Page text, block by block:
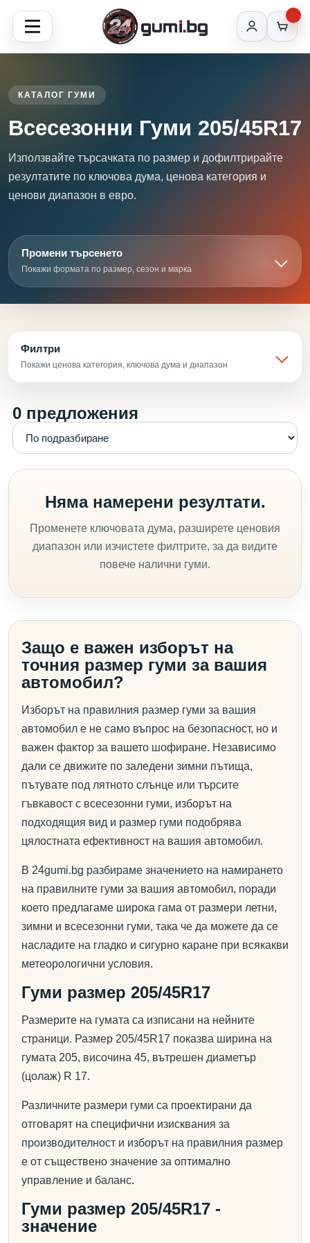
КАТАЛОГ ГУМИ
Всесезонни Гуми 205/45R17
Използвайте търсачката по размер и дофилтрирайте
резултатите по ключова дума, ценова категория и
ценови диапазон в евро.
Промени търсенето
Покажи формата по размер, сезон и марка
Филтри
Покажи ценова категория, ключова дума и диапазон
0 предложения
Няма намерени резултати.
Променете ключовата дума, разширете ценовия
диапазон или изчистете филтрите, за да видите
повече налични гуми.
Защо е важен изборът на
точния размер гуми за вашия
автомобил?
Изборът на правилния размер гуми за вашия
автомобил е не само въпрос на безопасност, но и
важен фактор за вашето шофиране. Независимо
дали се движите по заледени зимни пътища,
пътувате под лятното слънце или търсите
гъвкавост с всесезонни гуми, изборът на
подходящия вид и размер гуми подобрява
цялостната ефективност на вашия автомобил.
В 24gumi.bg разбираме значението на намирането
на правилните гуми за вашия автомобил, поради
което предлагаме широка гама от размери летни,
зимни и всесезонни гуми, така че да можете да се
насладите на гладко и сигурно каране при всякакви
метеорологични условия.
Гуми размер 205/45R17
Размерите на гумата са изписани на нейните
страници. Размер 205/45R17 показва ширина на
гумата 205, височина 45, вътрешен диаметър
(цолаж) R 17.
Различните размери гуми са проектирани да
отговарят на специфични изисквания за
производителност и изборът на правилния размер
е от съществено значение за оптимално
управление и баланс.
Гуми размер 205/45R17 -
значение